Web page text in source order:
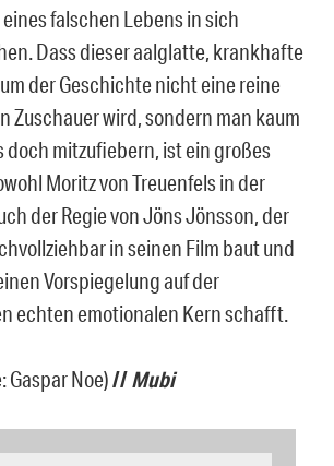
falschen Lebens in sich
Dass dieser aalglatte, krankhafte
der Geschichte nicht eine reine
Zuschauer wird, sondern man kaum
doch mitzufiebern, ist ein großes
Moritz von Treuenfels in der
der Regie von Jöns Jönsson, der
in seinen Film baut und
Vorspiegelung auf der
echten emotionalen Kern schafft.
Gaspar Noe)//Mubi